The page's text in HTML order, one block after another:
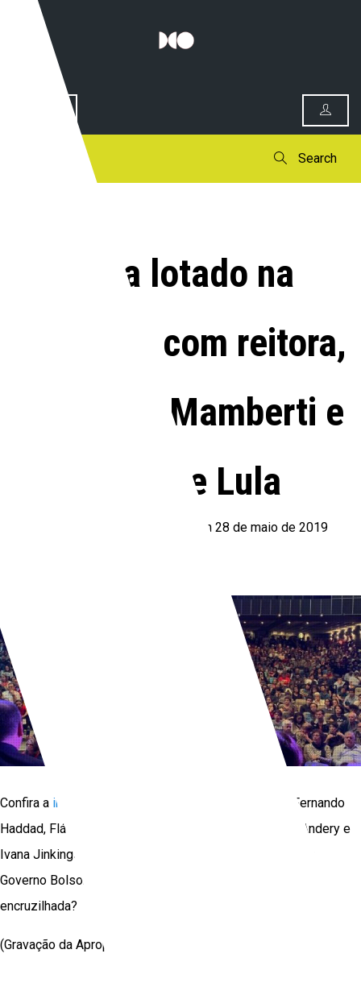
Search
Tuca lotado na
abertura, com reitora,
políticos, Mamberti e
carta de Lula
Posted On 28 de maio de 2019
Confira a integra
da mesa que reuniu Celso Amorim, Fernando
Haddad, Flávio Dino, Erica Malunguinho, Maria Amalia Andery e
Ivana Jinkings (mediação) e superlotou o teatro da PUC:
Governo Bolsonaro: como o Brasil vai superar essa
encruzilhada?
(Gravação da Apropuc SP para o Facebook).